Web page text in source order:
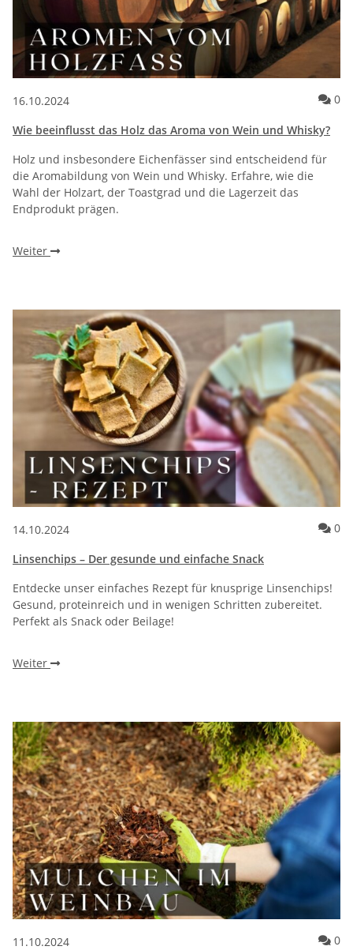
16.10.2024 0
Wie beeinflusst das Holz das Aroma von Wein und Whisky?
Holz und insbesondere Eichenfässer sind entscheidend für
die Aromabildung von Wein und Whisky. Erfahre, wie die
Wahl der Holzart, der Toastgrad und die Lagerzeit das
Endprodukt prägen.
Weiter
14.10.2024 0
Linsenchips – Der gesunde und einfache Snack
Entdecke unser einfaches Rezept für knusprige Linsenchips!
Gesund, proteinreich und in wenigen Schritten zubereitet.
Perfekt als Snack oder Beilage!
Weiter
11.10.2024 0